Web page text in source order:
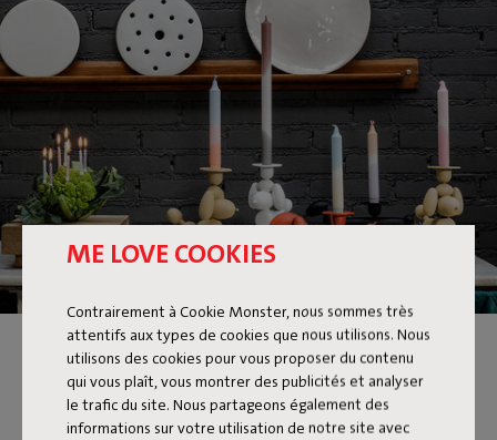
ME LOVE COOKIES
Contrairement à Cookie Monster, nous sommes très
attentifs aux types de cookies que nous utilisons. Nous
utilisons des cookies pour vous proposer du contenu
qui vous plaît, vous montrer des publicités et analyser
le trafic du site. Nous partageons également des
informations sur votre utilisation de notre site avec